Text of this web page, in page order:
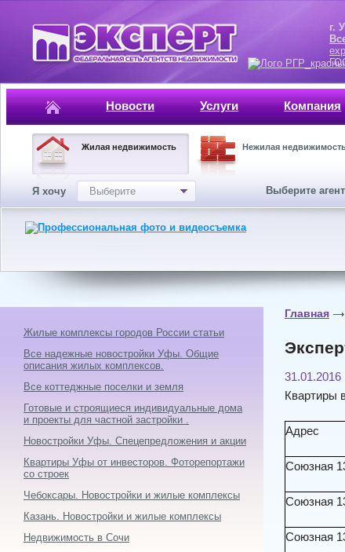
г. Уфа, ул.
ГОСТ, ISO
Новости Услуги Компания
Жилая недвижимость Нежилая
Я хочу Выберите Выберите
Главная
31.01.2016
Квартиры
Адрес
Союзная
Союзная
Союзная
Жилые комплексы городов России статьи
Все надежные новостройки Уфы. Общие
описания жилых комплексов.
Все коттеджные поселки и земля
Готовые и строящиеся индивидуальные дома
и проекты для частной застройки .
Новостройки Уфы. Спецепредложения и акции
Квартиры Уфы от инвесторов. Фоторепортажи
со строек
Чебоксары. Новостройки и жилые комплексы
Казань. Новостройки и жилые комплексы
Недвижимость в Сочи